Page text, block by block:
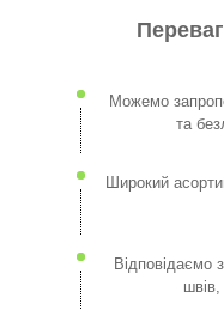
Можемо
та
Широкий
Відповідаємо